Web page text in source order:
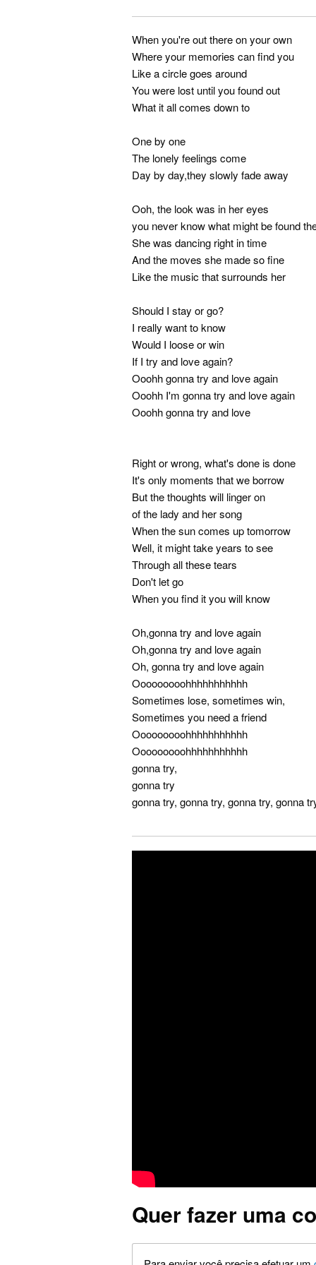
When you're out there on your own
Where your memories can find you
Like a circle goes around
You were lost until you found out
What it all comes down to
One by one
The lonely feelings come
Day by day,they slowly fade away
Ooh, the look was in her eyes
you never know what might be found
She was dancing right in time
And the moves she made so fine
Like the music that surrounds her
Should I stay or go?
I really want to know
Would I loose or win
If I try and love again?
Ooohh gonna try and love again
Ooohh I'm gonna try and love again
Ooohh gonna try and love
Right or wrong, what's done is done
It's only moments that we borrow
But the thoughts will linger on
of the lady and her song
When the sun comes up tomorrow
Well, it might take years to see
Through all these tears
Don't let go
When you find it you will know
Oh,gonna try and love again
Oh,gonna try and love again
Oh, gonna try and love again
Ooooooooohhhhhhhhhhh
Sometimes lose, sometimes win,
Sometimes you need a friend
Ooooooooohhhhhhhhhhh
Ooooooooohhhhhhhhhhh
gonna try,
gonna try
gonna try, gonna try, gonna try, gonna
Quer fazer uma